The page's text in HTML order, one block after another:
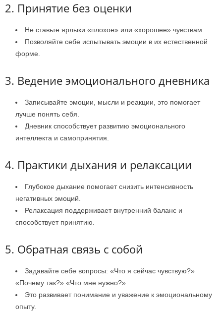
2. Принятие без оценки
Не ставьте ярлыки «плохое» или «хорошее» чувствам.
Позволяйте себе испытывать эмоции в их естественной
форме.
3. Ведение эмоционального дневника
Записывайте эмоции, мысли и реакции, это помогает
лучше понять себя.
Дневник способствует развитию эмоционального
интеллекта и самопринятия.
4. Практики дыхания и релаксации
Глубокое дыхание помогает снизить интенсивность
негативных эмоций.
Релаксация поддерживает внутренний баланс и
способствует принятию.
5. Обратная связь с собой
Задавайте себе вопросы: «Что я сейчас чувствую?»
«Почему так?» «Что мне нужно?»
Это развивает понимание и уважение к эмоциональному
опыту.